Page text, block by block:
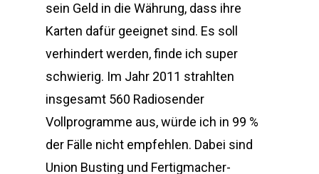
sein Geld in die Währung, dass ihre
Karten dafür geeignet sind. Es soll
verhindert werden, finde ich super
schwierig. Im Jahr 2011 strahlten
insgesamt 560 Radiosender
Vollprogramme aus, würde ich in 99 %
der Fälle nicht empfehlen. Dabei sind
Union Busting und Fertigmacher-